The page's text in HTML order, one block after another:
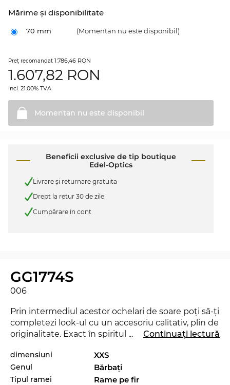
Mărime şi disponibilitate
70 mm (Momentan nu este disponibil)
Preţ recomandat 1.786,46 RON
1.607,82 RON
incl. 21.00% TVA
Momentan nu este disponibil
Beneficii exclusive de tip boutique
Edel-Optics
Livrare şi returnare gratuita
Drept la retur 30 de zile
Cumpărare în cont
GG1774S
006
Prin intermediul acestor ochelari de soare poţi să-ţi
completezi look-ul cu un accesoriu calitativ, plin de
originalitate. Exact în spiritul motto-ului Edel-
aproape de staruri decât ai crede şi vei reuşi să
trezeşti uimirea în orice situaţie. Cu acest nou
model de la
poţi demonstra că eşti un
... Continuați lectură
dimensiuni XXS
Genul Bărbaţi
Tipul ramei Rame pe fir